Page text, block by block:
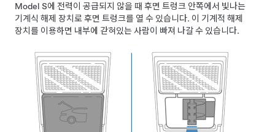
Model S에 전력이 공급되지 않을 때 후면 트렁크 안쪽에서 빛나는
기계식 해제 장치로 후면 트렁크를 열 수 있습니다. 이 기계적 해제
장치를 이용하면 내부에 갇혀있는 사람이 빠져 나갈 수 있습니다.